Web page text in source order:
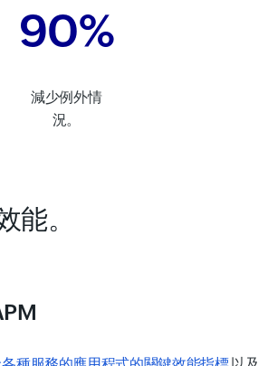
90%
減少例外情
況。
。